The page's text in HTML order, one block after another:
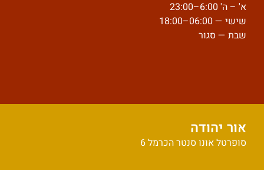
א' – ה' 6:00–23:00
שישי — 06:00–18:00
שבת — סגור
אור יהודה
סופרטל אונו סנטר הכרמל 6